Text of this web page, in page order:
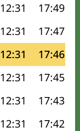
12:31 17:49
12:31 17:47
12:31 17:46
12:31 17:45
12:31 17:43
12:31 17:42